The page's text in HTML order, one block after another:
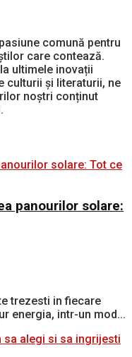
comună pentru
care contează.
ultimele inovații
culturii și literaturii, ne
noștri conținut
panourilor solare:
trezesti in fiecare
energia, intr-un mod...